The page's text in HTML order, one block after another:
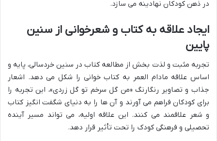
در ذهن کودکان نهادینه می سازد.
ایجاد علاقه به کتاب و شعرخوانی از سنین
پایین
تجربه مثبت و لذت بخش از مطالعه کتاب در سنین خردسالی، پایه و
اساس علاقه مادام العمر به کتاب خوانی را شکل می دهد. اشعار
جذاب و تصاویر رنگارنگ «من گل سرخم تو گل زردی»، این تجربه را
برای کودکان فراهم می آورند و آن ها را به دنیای شگفت انگیز کتاب
و شعر علاقمند می کنند. این علاقه اولیه، می تواند مسیر آینده
تحصیلی و فرهنگی کودک را تحت تأثیر قرار دهد.